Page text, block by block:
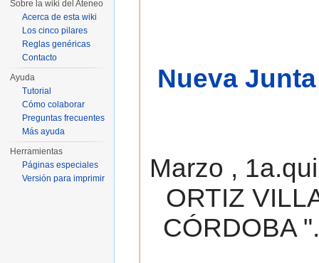
Nueva
Marzo ,
ORTIZ
CÓRDOBA
Sobre la wiki del Ateneo
Acerca de esta wiki
Los cinco pilares
Reglas genéricas
Contacto
Ayuda
Tutorial
Cómo colaborar
Preguntas frecuentes
Más ayuda
Herramientas
Páginas especiales
Versión para imprimir